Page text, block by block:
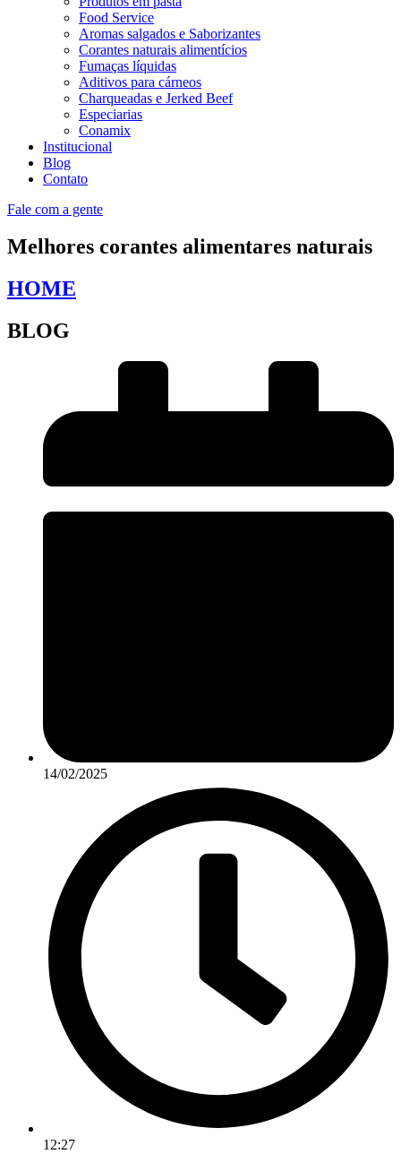
Food Service
Aromas salgados e Saborizantes
Corantes naturais alimentícios
Fumaças líquidas
Aditivos para cárneos
Charqueadas e Jerked Beef
Especiarias
Conamix
Institucional
Blog
Contato
Fale com a gente
Melhores corantes alimentares naturais
HOME
BLOG
14/02/2025
12:27